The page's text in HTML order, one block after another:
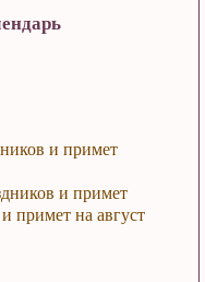
и примет
и примет
примет на август